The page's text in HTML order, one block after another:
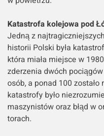
Katastrofa kolejowa pod
Jedną z
historii Polski była
która miała miejsce w
zderzenia dwóch
osób, a ponad 100 zostało
katastrofy było
maszynistów oraz błąd w
torach.